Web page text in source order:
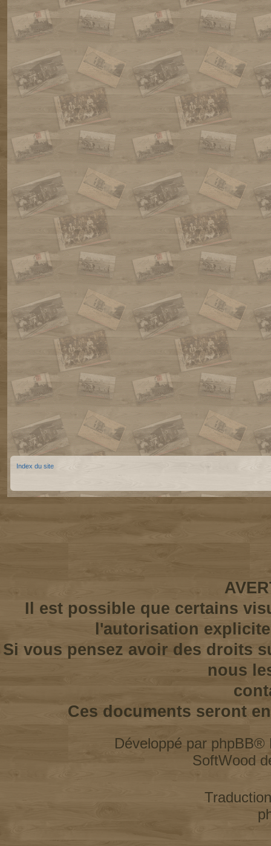
Index du site
Il est possible que certains
l'autorisation
Si vous pensez avoir des droits
nous
Ces documents seront
Développé par phpBB®
SoftWood